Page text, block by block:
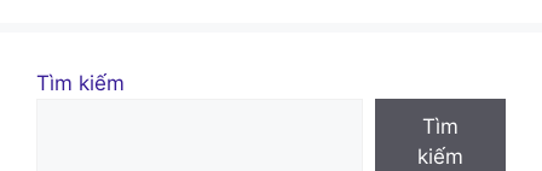
Tìm kiếm
Tìm
kiếm